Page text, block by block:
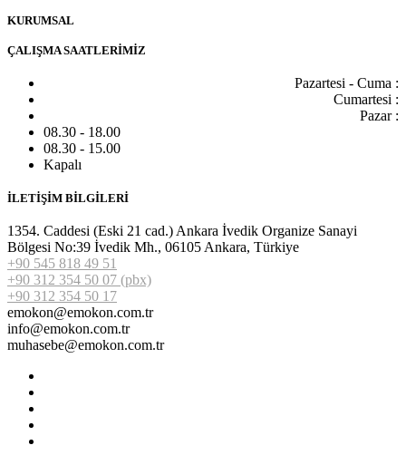
KURUMSAL
ÇALIŞMA SAATLERİMİZ
Pazartesi - Cuma :
Cumartesi :
Pazar :
08.30 - 18.00
08.30 - 15.00
Kapalı
İLETİŞİM BİLGİLERİ
1354. Caddesi (Eski 21 cad.) Ankara İvedik Organize Sanayi
Bölgesi No:39 İvedik Mh., 06105 Ankara, Türkiye
+90 545 818 49 51
+90 312 354 50 07 (pbx)
+90 312 354 50 17
emokon@emokon.com.tr
info@emokon.com.tr
muhasebe@emokon.com.tr